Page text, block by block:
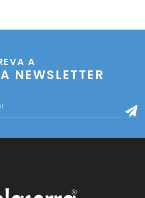
A
NEWSLETTER